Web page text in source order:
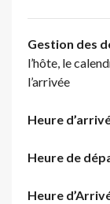
Gestion des
l’hôte, le
l’arrivée
Heure
Heure de
Heure